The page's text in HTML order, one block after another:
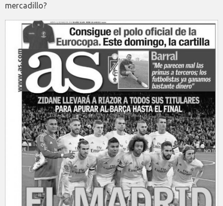
mercadillo?